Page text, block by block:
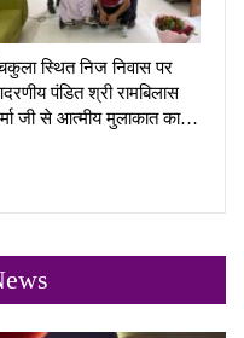
स्थित निज निवास पर
पंडित श्री रामबिलास
जी से आत्मीय मुलाकात का…